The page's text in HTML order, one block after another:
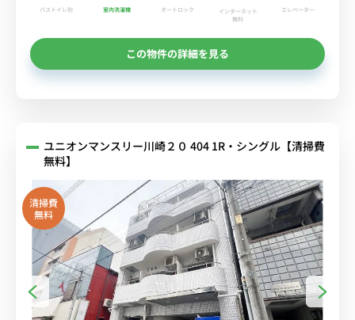
バストイレ別 室内洗濯機 オートロック
インターネット
無料
エレベーター
この物件の詳細を見る
ユニオンマンスリー川崎２０ 404 1R・シングル【清掃費
無料】
清掃費
無料